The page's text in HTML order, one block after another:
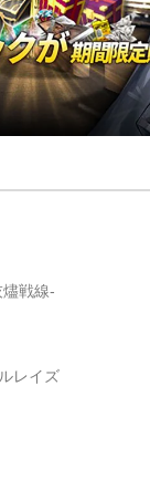
戦線-
レイズ